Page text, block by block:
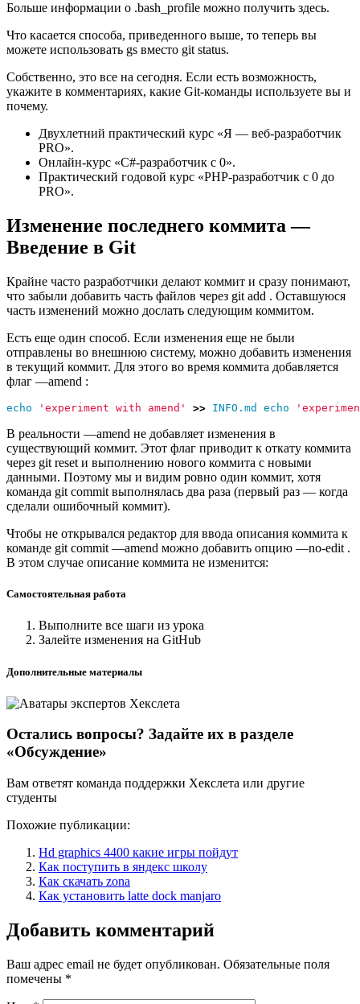
Больше информации о .bash_profile можно получить здесь.
Что касается способа, приведенного выше, то теперь вы
можете использовать gs вместо git status.
Собственно, это все на сегодня. Если есть возможность,
укажите в комментариях, какие Git-команды используете вы и
почему.
Двухлетний практический курс «Я — веб-разработчик
PRO».
Онлайн-курс «С#-разработчик с 0».
Практический годовой курс «PHP-разработчик с 0 до
PRO».
Изменение последнего коммита —
Введение в Git
Крайне часто разработчики делают коммит и сразу понимают,
что забыли добавить часть файлов через git add . Оставшуюся
часть изменений можно дослать следующим коммитом.
Есть еще один способ. Если изменения еще не были
отправлены во внешнюю систему, можно добавить изменения
в текущий коммит. Для этого во время коммита добавляется
флаг —amend :
echo 'experiment with amend' >> INFO.md echo
В реальности —amend не добавляет изменения в
существующий коммит. Этот флаг приводит к откату коммита
через git reset и выполнению нового коммита с новыми
данными. Поэтому мы и видим ровно один коммит, хотя
команда git commit выполнялась два раза (первый раз — когда
сделали ошибочный коммит).
Чтобы не открывался редактор для ввода описания коммита к
команде git commit —amend можно добавить опцию —no-edit .
В этом случае описание коммита не изменится:
Самостоятельная работа
Выполните все шаги из урока
Залейте изменения на GitHub
Дополнительные материалы
Остались вопросы? Задайте их в разделе
«Обсуждение»
Вам ответят команда поддержки Хекслета или другие
студенты
Похожие публикации:
Hd graphics 4400 какие игры пойдут
Как поступить в яндекс школу
Как скачать zona
Как установить latte dock manjaro
Добавить комментарий
Ваш адрес email не будет опубликован. Обязательные поля
помечены *